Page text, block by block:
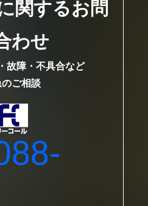
関するお問
わせ
故障・不具合など
ご相談